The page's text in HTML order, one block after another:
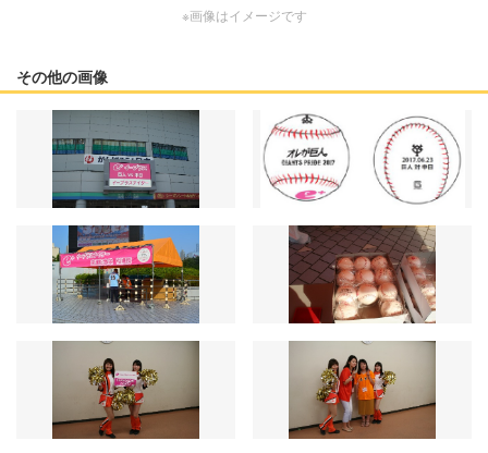
※画像はイメージです
その他の画像